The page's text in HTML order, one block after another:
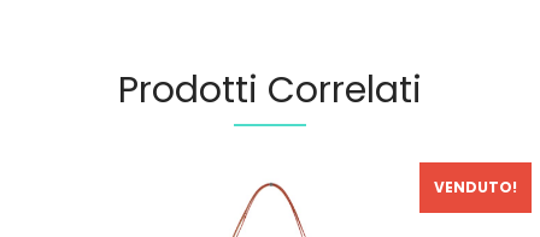
Prodotti Correlati
VENDUTO!